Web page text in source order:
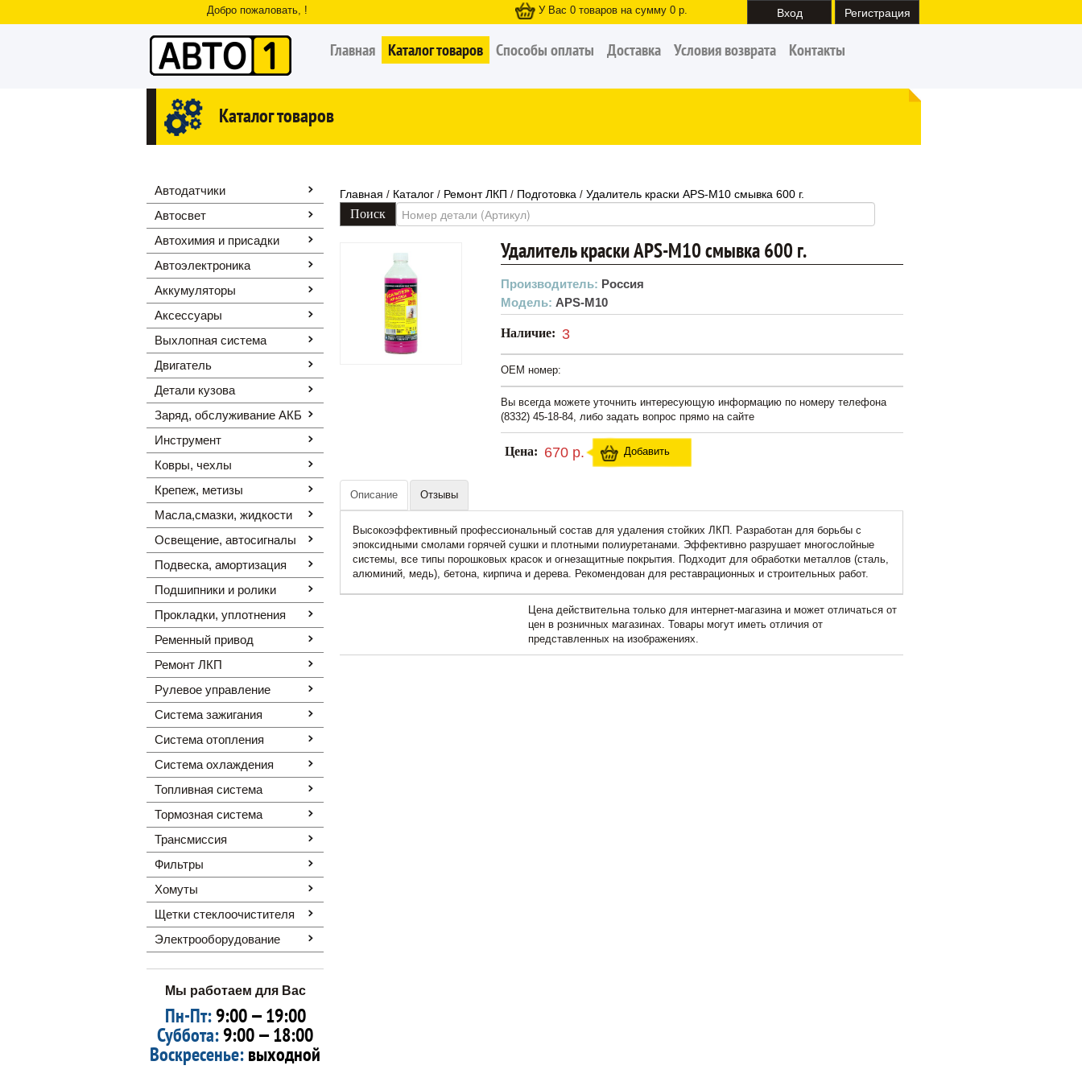
Добро пожаловать, ! У Вас 0 товаров на сумму 0 р. Вход Регистрация
Главная Каталог товаров Способы оплаты Доставка Условия возврата Контакты
Каталог товаров
Автодатчики
Автосвет
Автохимия и присадки
Автоэлектроника
Аккумуляторы
Аксессуары
Выхлопная система
Двигатель
Детали кузова
Заряд, обслуживание АКБ
Инструмент
Ковры, чехлы
Крепеж, метизы
Масла,смазки, жидкости
Освещение, автоcигналы
Подвеска, амортизация
Подшипники и ролики
Прокладки, уплотнения
Ременный привод
Ремонт ЛКП
Рулевое управление
Система зажигания
Система отопления
Система охлаждения
Топливная система
Тормозная система
Трансмиссия
Фильтры
Хомуты
Щетки стеклоочистителя
Электрооборудование
Мы работаем для Вас
Пн-Пт:9:00 — 19:00
Суббота:9:00 — 18:00
Воскресенье:выходной
Главная / Каталог / Ремонт ЛКП / Подготовка / Удалитель краски APS-M10 смывка 600 г.
Удалитель краски APS-M10 смывка 600 г.
Производитель: Россия
Модель: APS-M10
Наличие: 3
OEM номер:
Вы всегда можете уточнить интересующую информацию по номеру телефона
(8332) 45-18-84, либо задать вопрос прямо на сайте
Цена: 670 р. Добавить
Описание Отзывы
Высокоэффективный профессиональный состав для удаления стойких ЛКП. Разработан для борьбы с
эпоксидными смолами горячей сушки и плотными полиуретанами. Эффективно разрушает многослойные
системы, все типы порошковых красок и огнезащитные покрытия. Подходит для обработки металлов (сталь,
алюминий, медь), бетона, кирпича и дерева. Рекомендован для реставрационных и строительных работ.
Цена действительна только для интернет-магазина и может отличаться от
цен в розничных магазинах. Товары могут иметь отличия от
представленных на изображениях.